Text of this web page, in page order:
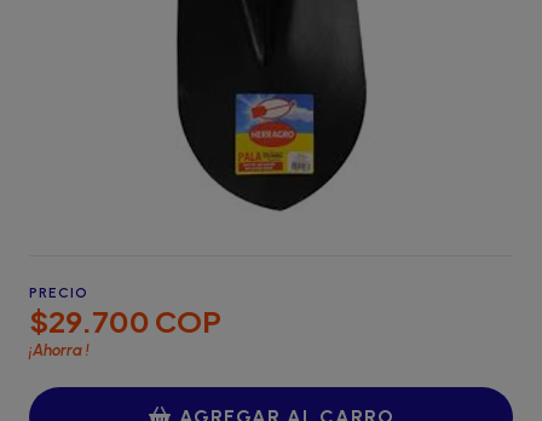
PRECIO
$29.700 COP
¡Ahorra!